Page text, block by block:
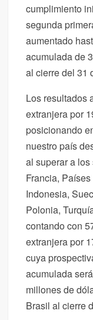
cumplimiento
segunda
aumentado
acumulada de
al cierre del 31
Los resultados
extranjera por
posicionando
nuestro país
al superar a
Francia,
Indonesia,
Polonia,
contando con
extranjera por
cuya
acumulada
millones de
Brasil al cierre